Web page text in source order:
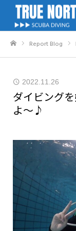
Report Blog
2022.11.26
ダイビング
よ～♪